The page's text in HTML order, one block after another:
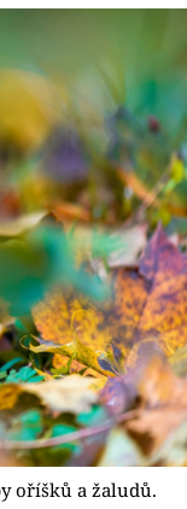
oříšků a žaludů.